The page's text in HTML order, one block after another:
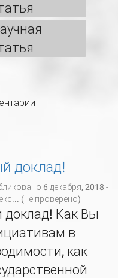
доклад!
6 декабря, 2018 -
(не проверено)
доклад! Как Вы
в
как